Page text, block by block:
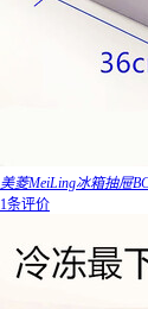
美菱MeiLing冰箱抽屉
1条评价